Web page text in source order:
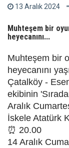
13 Aralık 2024
Muhteşem bir
heyecanını...
Muhteşem bir
heyecanını
Çatalköy -
ekibinin
Aralık
İskele Atatürk
⏰ 20.00
14 Aralık